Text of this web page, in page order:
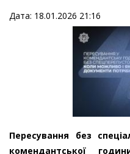
Дата: 18.01.2026 21:16
Пересування без
комендантської